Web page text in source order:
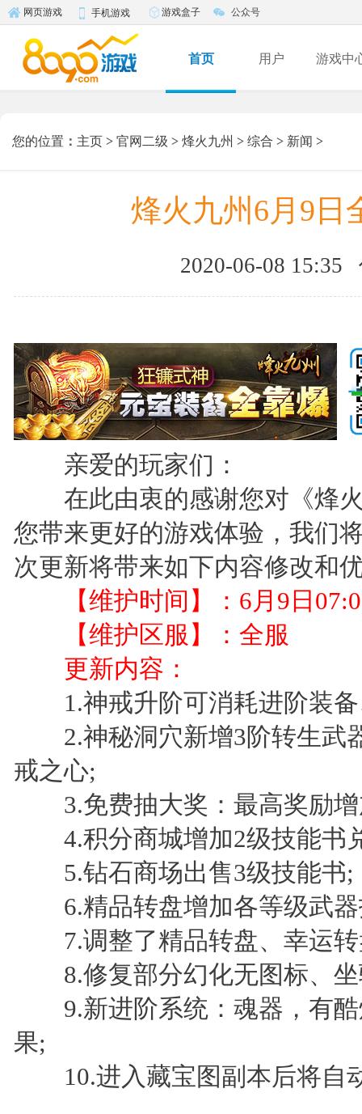
网页游戏 手机游戏 游戏盒子 公众号
首页 用户 游戏中
您的位置 ： 主页 > 官网二级 > 烽火九州 > 综合 > 新闻 >
烽火九州6月9日
2020-06-08 15:35
亲爱的玩家们：
在此由衷的感谢您对《烽火
您带来更好的游戏体验，我们
次更新将带来如下内容修改和
【维护时间】：6月9日
【维护区服】：全服
更新内容：
1.神戒升阶可消耗进阶装备
2.神秘洞穴新增3阶转生武
戒之心;
3.免费抽大奖：最高奖励增
4.积分商城增加2级技能书
5.钻石商场出售3级技能书;
6.精品转盘增加各等级武器
7.调整了精品转盘、幸运转
8.修复部分幻化无图标、坐
9.新进阶系统：魂器，有酷
果;
10.进入藏宝图副本后将自